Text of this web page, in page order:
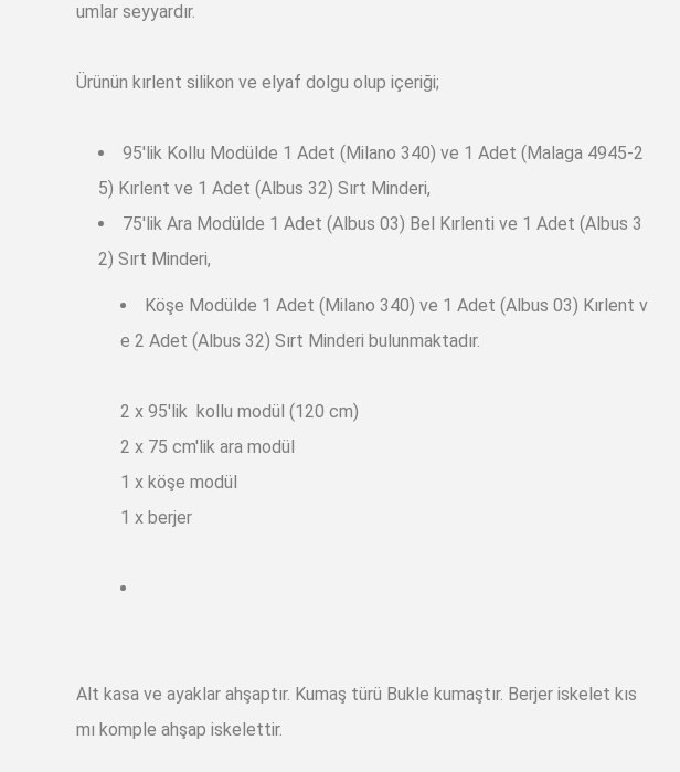
umlar seyyardır.
Ürünün kırlent silikon ve elyaf dolgu olup içeriği;
95'lik Kollu Modülde 1 Adet (Milano 340) ve 1 Adet (Malaga 4945-2
5) Kırlent ve 1 Adet (Albus 32) Sırt Minderi,
75'lik Ara Modülde 1 Adet (Albus 03) Bel Kırlenti ve 1 Adet (Albus 3
2) Sırt Minderi,
Köşe Modülde 1 Adet (Milano 340) ve 1 Adet (Albus 03) Kırlent v
e 2 Adet (Albus 32) Sırt Minderi bulunmaktadır.
2 x 95'lik kollu modül (120 cm)
2 x 75 cm'lik ara modül
1 x köşe modül
1 x berjer
Alt kasa ve ayaklar ahşaptır. Kumaş türü Bukle kumaştır. Berjer iskelet kıs
mı komple ahşap iskelettir.